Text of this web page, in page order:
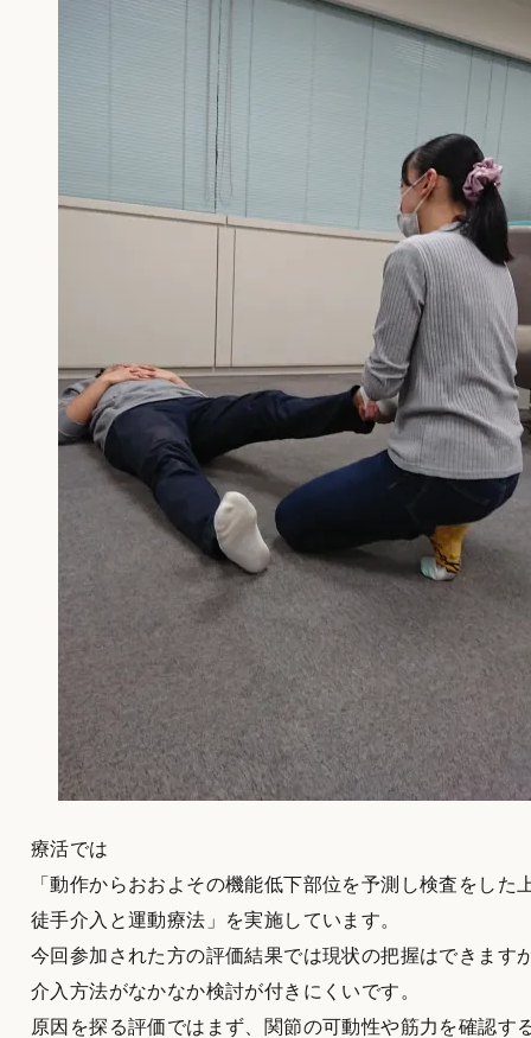
療活では
「動作からおおよその機能低下部位を予測し検査をした
徒手介入と運動療法」を実施しています。
今回参加された方の評価結果では現状の把握はできます
介入方法がなかなか検討が付きにくいです。
原因を探る評価ではまず、関節の可動性や筋力を確認す